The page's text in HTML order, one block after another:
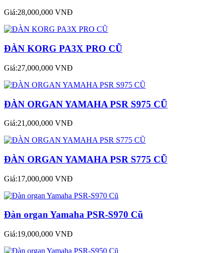
Giá:28,000,000 VNĐ
ĐÀN KORG PA3X PRO CŨ
Giá:27,000,000 VNĐ
ĐÀN ORGAN YAMAHA PSR S975 CŨ
Giá:21,000,000 VNĐ
ĐÀN ORGAN YAMAHA PSR S775 CŨ
Giá:17,000,000 VNĐ
Đàn organ Yamaha PSR-S970 Cũ
Giá:19,000,000 VNĐ